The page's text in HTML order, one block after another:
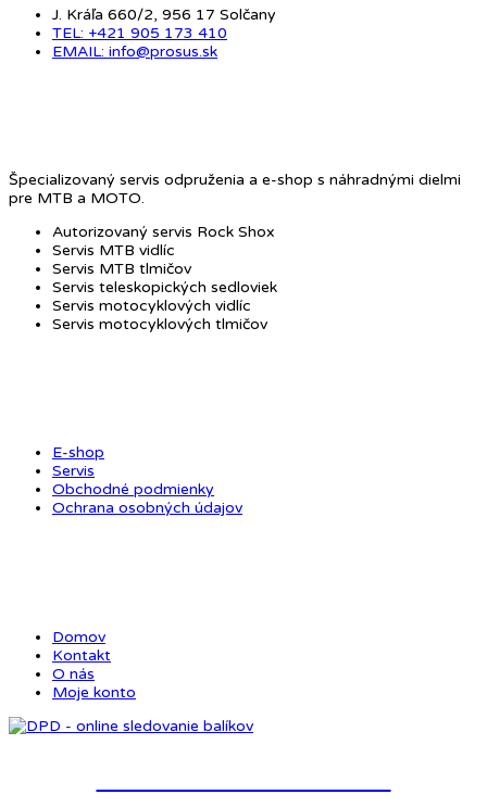
J. Kráľa 660/2, 956 17 Solčany
TEL: +421 905 173 410
EMAIL: info@prosus.sk
Špecializovaný servis odpruženia a e-shop s náhradnými dielmi
pre MTB a MOTO.
Autorizovaný servis Rock Shox
Servis MTB vidlíc
Servis MTB tlmičov
Servis teleskopických sedloviek
Servis motocyklových vidlíc
Servis motocyklových tlmičov
E-shop
Servis
Obchodné podmienky
Ochrana osobných údajov
Domov
Kontakt
O nás
Moje konto